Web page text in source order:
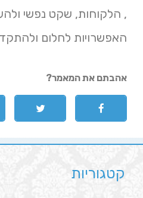
, הלקוחות, שקט נפשי
האפשרויות לחלום
אהבתם את המאמר?
קטגוריות